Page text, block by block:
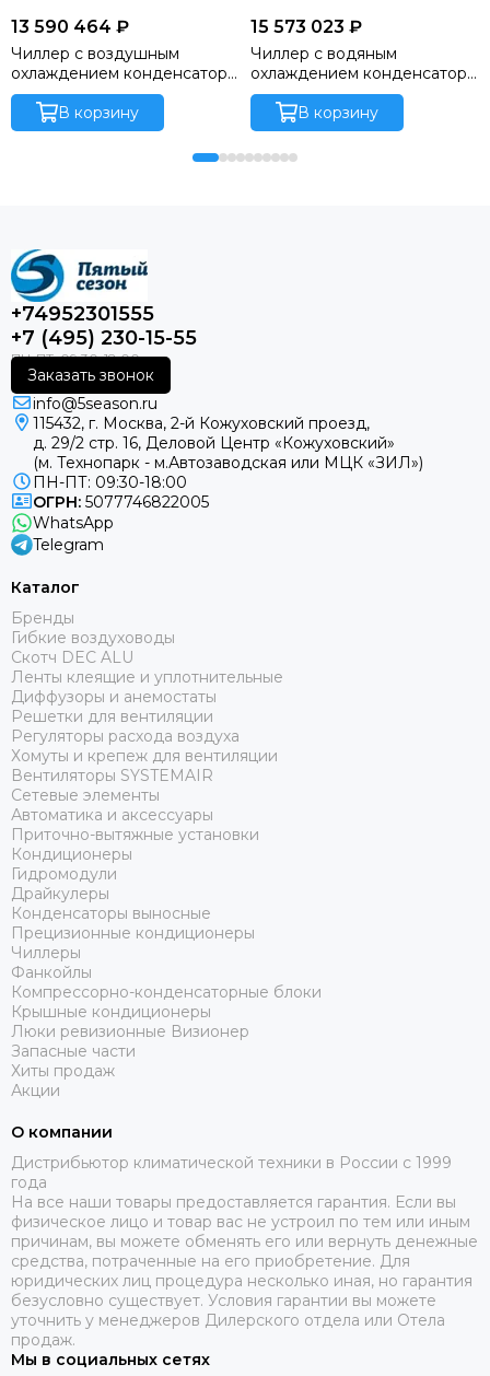
13 590 464 ₽
Чиллер с воздушным
охлаждением конденсатора
SCAEY 682
В корзину
15 573 023 ₽
Чиллер с водяным
охлаждением конденсатора
LCWX 1102
В корзину
+74952301555
+7 (495) 230-15-55
Заказать звонок
info@5season.ru
115432, г. Москва, 2-й Кожуховский проезд,
д. 29/2 стр. 16, Деловой Центр «Кожуховский»
(м. Технопарк - м.Автозаводская или МЦК «ЗИЛ»)
ПН-ПТ: 09:30-18:00
ОГРН: 5077746822005
WhatsApp
Telegram
Каталог
Бренды
Гибкие воздуховоды
Скотч DEC ALU
Ленты клеящие и уплотнительные
Диффузоры и анемостаты
Решетки для вентиляции
Регуляторы расхода воздуха
Хомуты и крепеж для вентиляции
Вентиляторы SYSTEMAIR
Сетевые элементы
Автоматика и аксессуары
Приточно-вытяжные установки
Кондиционеры
Гидромодули
Драйкулеры
Конденсаторы выносные
Прецизионные кондиционеры
Чиллеры
Фанкойлы
Компрессорно-конденсаторные блоки
Крышные кондиционеры
Люки ревизионные Визионер
Запасные части
Хиты продаж
Акции
О компании
Дистрибьютор климатической техники в России с 1999
года
На все наши товары предоставляется гарантия. Если вы
физическое лицо и товар вас не устроил по тем или иным
причинам, вы можете обменять его или вернуть денежные
средства, потраченные на его приобретение. Для
юридических лиц процедура несколько иная, но гарантия
безусловно существует. Условия гарантии вы можете
уточнить у менеджеров Дилерского отдела или Отела
продаж.
Мы в социальных сетях